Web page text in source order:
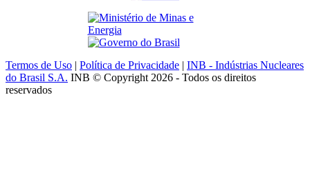
Termos de Uso Política de Privacidade
INB - Indústrias Nucleares
do Brasil S.A. INB © Copyright 2026 - Todos os direitos
reservados